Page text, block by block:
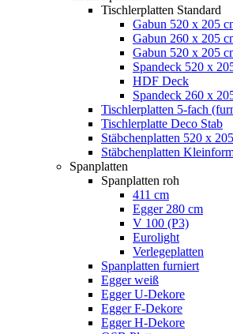
Tischlerplatten Standard
Gabun 520 x 205
Gabun 260 x 205
Gabun 520 x 205
Spandeck 520 x
HDF Deck
Spandeck 260 x
Tischlerplatten 5-fach
Tischlerplatte Deco Stab
Stäbchenplatten 520 x
Stäbchenplatten
Spanplatten
Spanplatten roh
411 cm
Egger 280 cm
V 100 (P3)
Eurolight
Verlegeplatten
Spanplatten furniert
Egger weiß
Egger U-Dekore
Egger F-Dekore
Egger H-Dekore